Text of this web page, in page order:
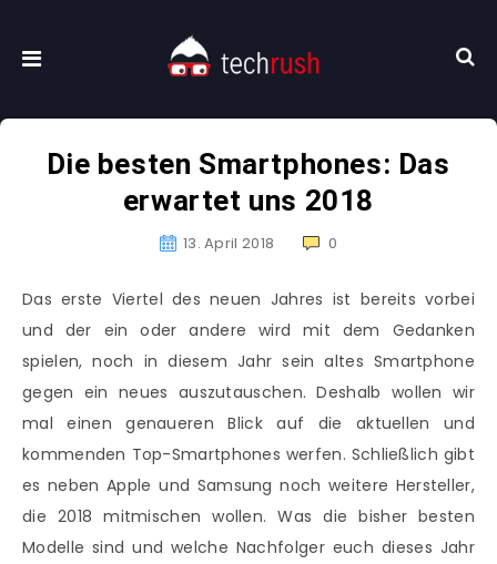
Die besten Smartphones: Das
erwartet uns 2018
13. April 2018 0
Das erste Viertel des neuen Jahres ist bereits vorbei
und der ein oder andere wird mit dem Gedanken
spielen, noch in diesem Jahr sein altes Smartphone
gegen ein neues auszutauschen. Deshalb wollen wir
mal einen genaueren Blick auf die aktuellen und
kommenden Top-Smartphones werfen. Schließlich gibt
es neben Apple und Samsung noch weitere Hersteller,
die 2018 mitmischen wollen. Was die bisher besten
Modelle sind und welche Nachfolger euch dieses Jahr